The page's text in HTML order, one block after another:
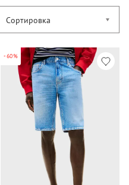
Сортировка
-60%